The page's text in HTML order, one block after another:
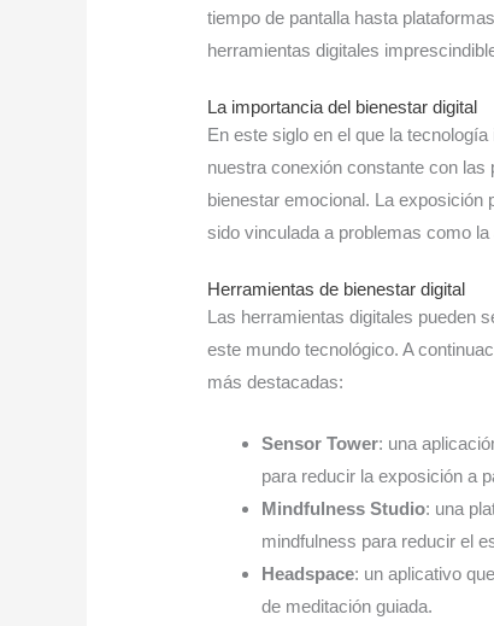
tiempo de pantalla hasta
herramientas digitales
La importancia del bienestar digital
En este siglo en el que la
nuestra conexión constante con las
bienestar emocional. La
sido vinculada a problemas como
Herramientas de bienestar digital
Las herramientas digitales pueden
este mundo tecnológico. A
más destacadas:
Sensor Tower: una
para reducir la exposición a
Mindfulness Studio: una
mindfulness para reducir el
Headspace: un aplicativo
de meditación guiada.